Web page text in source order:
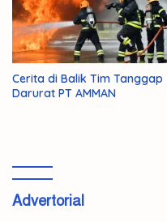
Cerita di Balik Tim Tanggap
Darurat PT AMMAN
Advertorial